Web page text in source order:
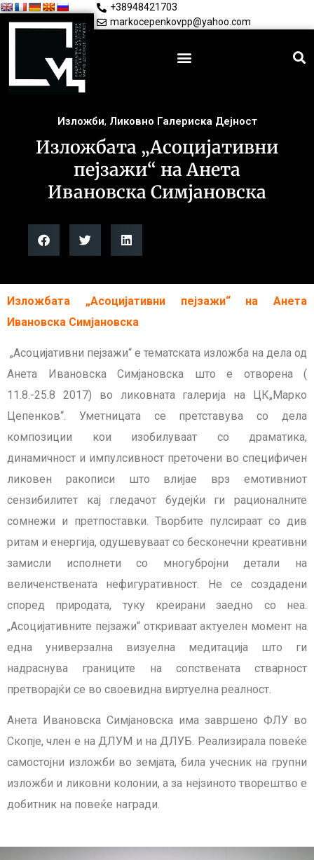
+38948421703
markocepenkovpp@yahoo.com
Изложби, Ликовно Галериска Дејност
Изложбата „Асоцијативни
пејзажи“ на Анета
Ивановска Симјановска
Изложбата „Асоцијативни пејзажи“ на Анета
Ивановска Симјановска
„Асоцијативни пејзажи“ е тематската изложба на дела од
Анета Ивановска Симјановска што e отворена (
11.8.-25.8 2017) во ликовната галерија на ЦК„Марко
Цепенков“. Уметницата се претставува со дела
композиции кои изобилуваат со драматика,
динамичност и импулсивност преточени во специфичен
ликовен ракописи што влијае врз емотивниот
сензибилитет кај гледачот будејќи ги рационалните
сомнежи и претпоставки. Творбите пулсираат со див
ритам и енергија, одушевуваат со бесконечни креативни
замисли исполнети со многубројни детали на
величенствената нефигуративност. Не се создадени
според природата, туку креирани заедно со неа.
„Асоцијативните пејзажи“ откриваат актуелен момент на
една универзална визуелна медитација што ги
надраснува границите на сопствената стварност
претворајќи се во своевидна виртуелна реалност.
Анета Ивановска Симјановска има завршено ФЛУ во
Скопје, член е на ДЛУМ и на ДЛУБ. Реализирала повеќе
самостојни изложби во земјата, била учесник на групни
изложби и ликовни колонии, а за нејзиното творештво е
добитник на повеќе награди.